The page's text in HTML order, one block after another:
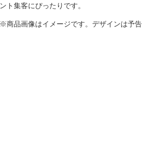
ント集客にぴったりです。
※商品画像はイメージです。デザインは予